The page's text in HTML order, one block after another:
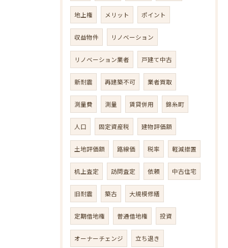
地上権 メリット ポイント
収益物件 リノベーション
リノベーション業者 戸建て中古
新耐震 再建築不可 業者買取
測量費 測量 賃貸併用 錦糸町
人口 固定資産税 建物評価額
土地評価額 路線価 税率 軽減措置
机上査定 訪問査定 依頼 中古住宅
旧耐震 築古 大規模修繕
定期借地権 普通借地権 投資
オーナーチェンジ 立ち退き